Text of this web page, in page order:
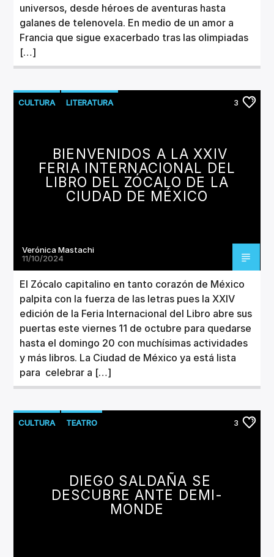
universos, desde héroes de aventuras hasta
galanes de telenovela. En medio de un amor a
Francia que sigue exacerbado tras las olimpiadas
[…]
CULTURA LITERATURA 3
BIENVENIDOS A LA XXIV
FERIA INTERNACIONAL DEL
LIBRO DEL ZÓCALO DE LA
CIUDAD DE MÉXICO
Verónica Mastachi
11/10/2024
El Zócalo capitalino en tanto corazón de México
palpita con la fuerza de las letras pues la XXIV
edición de la Feria Internacional del Libro abre sus
puertas este viernes 11 de octubre para quedarse
hasta el domingo 20 con muchísimas actividades
y más libros. La Ciudad de México ya está lista
para celebrar a […]
CULTURA TEATRO 3
DIEGO SALDAÑA SE
DESCUBRE ANTE DEMI-
MONDE